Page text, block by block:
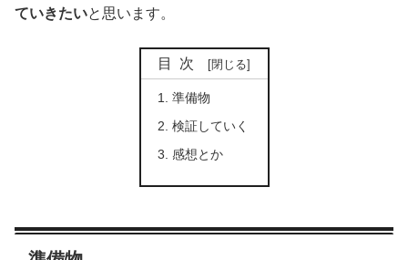
ていきたいと思います。
目次
準備物
検証していく
感想とか